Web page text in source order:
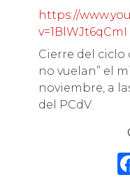
https://
v=1BlWJt6qCmI
Cierre del ciclo
no vuelan” el
noviembre, a
del PCdV.